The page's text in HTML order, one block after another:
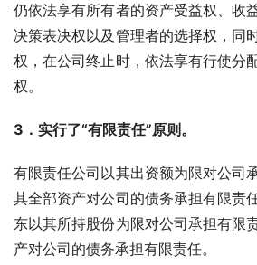
仍依法享有所有者的资产受益权、收
决策表决权以及管理者的选择权，同
权，在公司终止时，依法享有行使分
权。
3 ．实行了“有限责任”原则。
有限责任公司以其出资额为限对公司
其全部资产对公司的债务承担有限责
东以其所持股份为限对公司承担有限
产对公司的债务承担有限责任。